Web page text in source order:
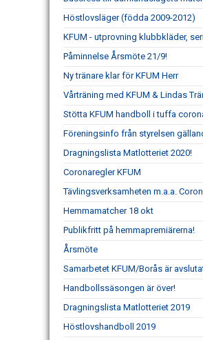
Höstlovsläger (födda 2009-2012)
KFUM - utprovning klubbkläder,
Påminnelse Årsmöte 21/9!
Ny tränare klar för KFUM Herr
Vårträning med KFUM & Lindas
Stötta KFUM handboll i tuffa
Föreningsinfo från styrelsen
Dragningslista Matlotteriet 2020!
Coronaregler KFUM
Tävlingsverksamheten m.a.a.
Hemmamatcher 18 okt
Publikfritt på hemmapremiärerna!
Årsmöte
Samarbetet KFUM/Borås är
Handbollssäsongen är över!
Dragningslista Matlotteriet 2019
Höstlovshandboll 2019